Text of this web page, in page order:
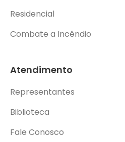
Residencial
Combate a Incêndio
Atendimento
Representantes
Biblioteca
Fale Conosco